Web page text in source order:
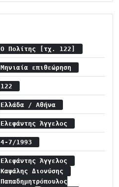
Ο Πολίτης [τχ. 122]
Μηνιαία επιθεώρηση
122
Ελλάδα / Αθήνα
Ελεφάντης Άγγελος
4-7/1993
Ελεφάντης Άγγελος
Καψάλης Διονύσης
Παπαδημητρόπουλος